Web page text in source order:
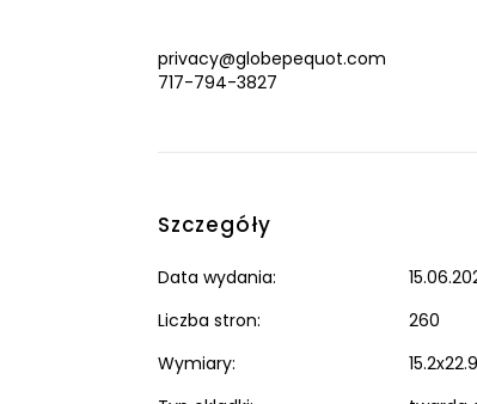
privacy@globepequot.com
717-794-3827
Szczegóły
Data wydania:
Liczba stron:
260
Wymiary:
15.2x22.9